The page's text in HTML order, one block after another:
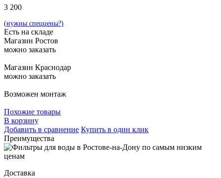
3 200
(нужны спеццены?)
Есть на складе
Магазин Ростов
можно заказать
Магазин Краснодар
можно заказать
Возможен монтаж
Похожие товары
В корзину
Добавить в сравнение Купить в один клик
Преимущества
Доставка